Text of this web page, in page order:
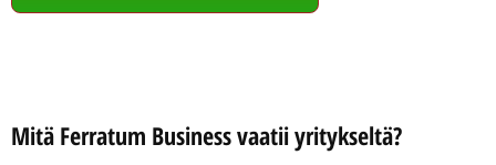
Mitä Ferratum Business vaatii yritykseltä?